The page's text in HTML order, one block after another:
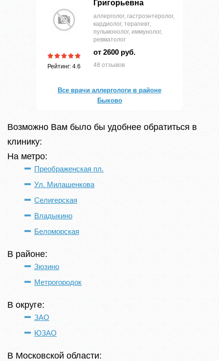
Рейтинг: 4.6
Григорьевна
аллерголог, гастроэнтеролог,
кардиолог, терапевт,
пульмонолог, иммунолог,
ревматолог
от 2600 руб.
48 отзывов
Все врачи аллергологи в районе
Быково
Возможно Вам было бы удобнее обратиться в
клинику:
На метро:
Преображенская пл.
Ул. Милашенкова
Селигерская
Владыкино
Беломорская
В районе:
Зюзино
Метрогородок
В округе:
ЗАО
ЮЗАО
В Московской области: